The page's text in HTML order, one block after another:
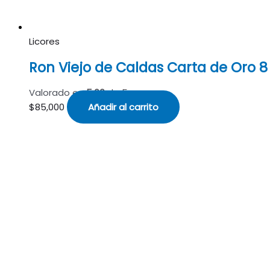
Licores
Ron Viejo de Caldas Carta de Oro
Valorado en5.00de 5
$85,000 Añadir al carrito